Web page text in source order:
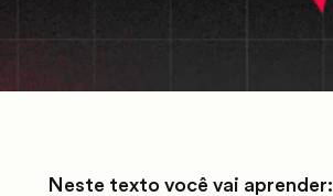
Neste texto você vai aprender: